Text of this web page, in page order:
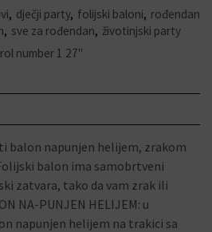
, dječji party, folijski baloni, rođendan
, sve za rođendan, životinjski party
number 1 27"
balon napunjen helijem, zrakom
balon ima samobrtveni
zatvara, tako da vam zrak ili
NA-PUNJEN HELIJEM: u
napunjen helijem na trakici sa